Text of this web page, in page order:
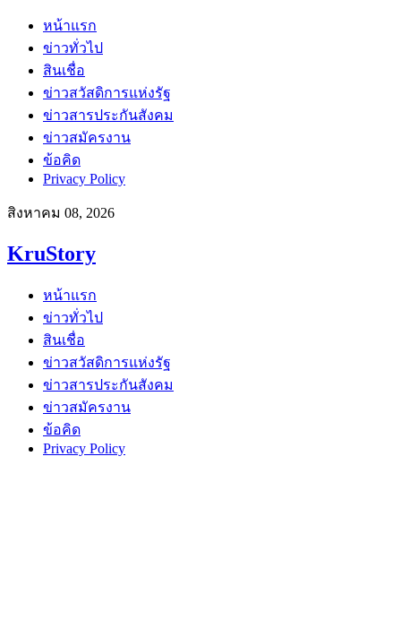
หน้าแรก
ข่าวทั่วไป
สินเชื่อ
ข่าวสวัสดิการแห่งรัฐ
ข่าวสารประกันสังคม
ข่าวสมัครงาน
ข้อคิด
Privacy Policy
สิงหาคม 08, 2026
KruStory
หน้าแรก
ข่าวทั่วไป
สินเชื่อ
ข่าวสวัสดิการแห่งรัฐ
ข่าวสารประกันสังคม
ข่าวสมัครงาน
ข้อคิด
Privacy Policy